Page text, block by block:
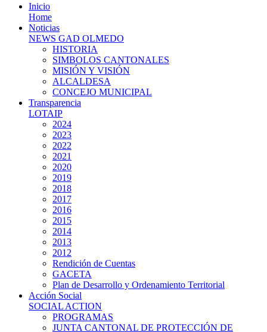
Inicio
Home
Noticias
NEWS GAD OLMEDO
HISTORIA
SIMBOLOS CANTONALES
MISIÓN Y VISIÓN
ALCALDESA
CONCEJO MUNICIPAL
Transparencia
LOTAIP
2024
2023
2022
2021
2020
2019
2018
2017
2016
2015
2014
2013
2012
Rendición de Cuentas
GACETA
Plan de Desarrollo y Ordenamiento Territorial
Acción Social
SOCIAL ACTION
PROGRAMAS
JUNTA CANTONAL DE PROTECCIÓN DE